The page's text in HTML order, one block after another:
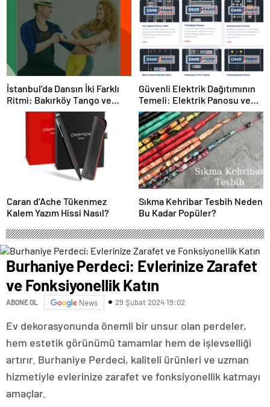
İstanbul’da Dansın İki Farklı
Ritmi: Bakırköy Tango ve
Kadıköy Salsa Kursları
Güvenli Elektrik Dağıtımının
Temeli: Elektrik Panosu ve
Şantiye Panosu Rehberi
Caran d’Ache Tükenmez
Kalem Yazım Hissi Nasıl?
Sıkma Kehribar Tesbih Neden
Bu Kadar Popüler?
Burhaniye Perdeci: Evlerinize Zarafet
ve Fonksiyonellik Katın
ABONE OL News 29 Şubat 2024 19:02
Ev dekorasyonunda önemli bir unsur olan perdeler,
hem estetik görünümü tamamlar hem de işlevselliği
artırır. Burhaniye Perdeci, kaliteli ürünleri ve uzman
hizmetiyle evlerinize zarafet ve fonksiyonellik katmayı
amaçlar.